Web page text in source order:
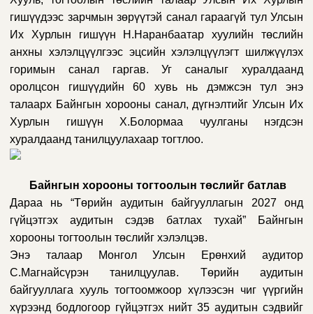
гишүүдээс зарчмын зөрүүтэй санал гараагүй тул Улсын
Их Хурлын гишүүн Н.Наранбаатар хуулийн төслийн
анхны хэлэлцүүлгээс эцсийн хэлэлцүүлэгт шилжүүлэх
горимын санал гаргав. Уг саналыг хуралдаанд
оролцсон гишүүдийн 60 хувь нь дэмжсэн тул энэ
талаарх Байнгын хорооны санал, дүгнэлтийг Улсын Их
Хурлын гишүүн Х.Болормаа чуулганы нэгдсэн
хуралдаанд танилцуулахаар тогтлоо.
Байнгын хорооны тогтоолын төслийг батлав
Дараа нь “Төрийн аудитын байгууллагын 2027 онд
гүйцэтгэх аудитын сэдэв батлах тухай” Байнгын
хорооны тогтоолын төслийг хэлэлцэв.
Энэ талаар Монгол Улсын Ерөнхий аудитор
С.Магнайсүрэн танилцуулав. Төрийн аудитын
байгууллага хууль тогтоомжоор хүлээсэн чиг үүргийн
хүрээнд бодлогоор гүйцэтгэх нийт 35 аудитын сэдвийг